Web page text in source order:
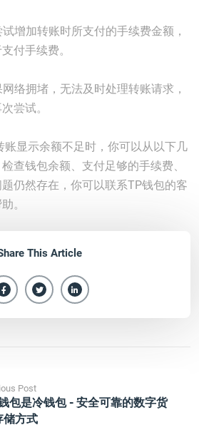
增加转账时所支付的手续费金额，
付手续费。
络拥堵，无法及时处理转账请求，
尝试。
账显示余额不足时，你可以从以下几
查钱包余额、支付足够的手续费、
仍然存在，你可以联系TP钱包的客
。
This Article
Post
包是冷钱包 - 安全可靠的数字货
储方式